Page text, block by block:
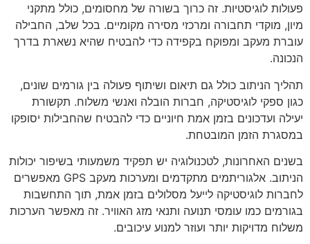
פעולות לוגיסטיות. זה כרוך בשורה של מחסומים, כולל מתקני
מיון, מוקדי תחבורה ומרכזי מסירה מקומיים. בכל שלב, החבילה
עוברת מעקב ומפוקח בקפידה כדי להבטיח שהיא נשארת בדרך
הנכונה.
תהליך הניתוב כולל גם תיאום ושיתוף פעולה בין גורמים שונים,
כגון ספקי לוגיסטיקה, חברות הובלה ואנשי משלוח. תקשורת
יעילה ועדכונים בזמן אמת חיוניים כדי להבטיח שהחבילות יסופקו
במסגרת הזמן המובטחת.
בשנים האחרונות, לטכנולוגיה יש תפקיד משמעותי בשיפור יכולות
הניתוב. אלגוריתמים מתקדמים ומערכות מעקב GPS מאפשרים
לחברות לוגיסטיקה לייעל מסלולים בזמן אמת, תוך התחשבות
בגורמים כמו עומסי תנועה ותנאי מזג האוויר. זה מאפשר הערכות
משלוח מדויקות יותר ועוזר למנוע עיכובים.